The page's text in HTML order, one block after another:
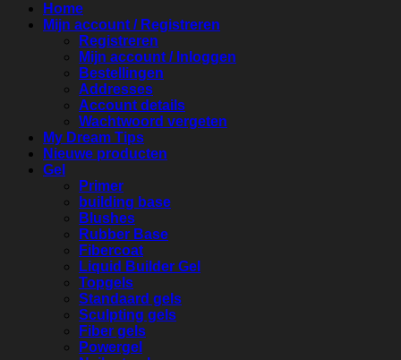
Home
Mijn account / Registreren
Registreren
Mijn account / Inloggen
Bestellingen
Addresses
Account details
Wachtwoord vergeten
My Dream Tips
Nieuwe producten
Gel
Primer
building base
Blushes
Rubber Base
Fibercoat
Liquid Builder Gel
Topgels
Standaard gels
Sculpting gels
Fiber gels
Powergel